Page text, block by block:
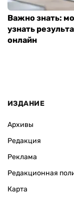
Важно знать:
узнать
онлайн
ИЗДАНИЕ
Архивы
Редакция
Реклама
Редакционная
Карта